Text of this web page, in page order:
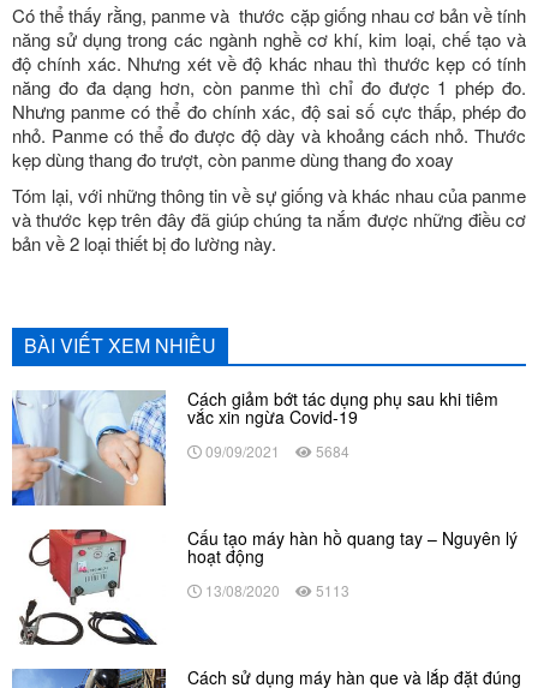
Có thể thấy rằng, panme và thước cặp giống nhau cơ bản về tính
năng sử dụng trong các ngành nghề cơ khí, kim loại, chế tạo và
độ chính xác. Nhưng xét về độ khác nhau thì thước kẹp có tính
năng đo đa dạng hơn, còn panme thì chỉ đo được 1 phép đo.
Nhưng panme có thể đo chính xác, độ sai số cực thấp, phép đo
nhỏ. Panme có thể đo được độ dày và khoảng cách nhỏ. Thước
kẹp dùng thang đo trượt, còn panme dùng thang đo xoay
Tóm lại, với những thông tin về sự giống và khác nhau của panme
và thước kẹp trên đây đã giúp chúng ta nắm được những điều cơ
bản về 2 loại thiết bị đo lường này.
BÀI VIẾT XEM NHIỀU
Cách giảm bớt tác dụng phụ sau khi tiêm
vắc xin ngừa Covid-19
09/09/2021 5684
Cấu tạo máy hàn hồ quang tay – Nguyên lý
hoạt động
13/08/2020 5113
Cách sử dụng máy hàn que và lắp đặt đúng